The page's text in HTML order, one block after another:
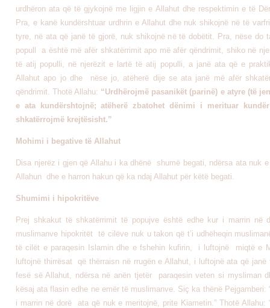
urdhëron ata që të gjykojnë me ligjin e Allahut dhe respektimin e të
Pra, e kanë kundërshtuar urdhrin e Allahut dhe nuk shikojnë në të
tyre, në ata që janë të gjorë, nuk shikojnë në të dobëtit. Pra, nëse do
popull a është më afër shkatërrimit apo më afër qëndrimit, shiko në
të atij populli, në njerëzit e lartë të atij populli, a janë ata që e
Allahut apo jo dhe nëse jo, atëherë dije se ata janë më afër
qëndrimit. Thotë Allahu: “Urdhërojmë pasanikët (parinë) e atyre (të
e ata kundërshtojnë; atëherë zbatohet dënimi i merituar
shkatërrojmë krejtësisht.”
Mohimi i begative të Allahut
Disa njerëz i gjen që Allahu i ka dhënë shumë begati, ndërsa ata nuk e
Allahun dhe e harron hakun që ka ndaj Allahut për këtë begati.
Shumimi i hipokritëve
Prej shkakut të shkatërrimit të popujve është edhe kur i marrin në
muslimanve hipokritët të cilëve nuk u takon që t’i udhëheqin
të cilët e paraqesin Islamin dhe e fshehin kufirin, i luftojnë miqtë e
luftojnë thirrësat që thërraisn në rrugën e Allahut, i luftojnë ata që janë
fesë së Allahut, ndërsa në anën tjetër paraqesin veten si mysliman
kësaj ata flasin edhe ne emër të muslimanve. Siç ka thënë Pejgamberi:
i marrin në dorë ata që nuk e meritojnë, prite Kiametin.” Thotë Allahu: